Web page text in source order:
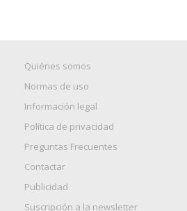
Quiénes somos
Normas de uso
Información legal
Política de privacidad
Preguntas Frecuentes
Contactar
Publicidad
Suscripción a la newsletter